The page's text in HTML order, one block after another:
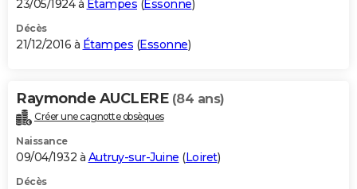
23/05/1924 à Étampes (Essonne)
Décès
21/12/2016 à Étampes (Essonne)
Raymonde AUCLERE (84 ans)
Créer une cagnotte obsèques
Naissance
09/04/1932 à Autruy-sur-Juine (Loiret)
Décès